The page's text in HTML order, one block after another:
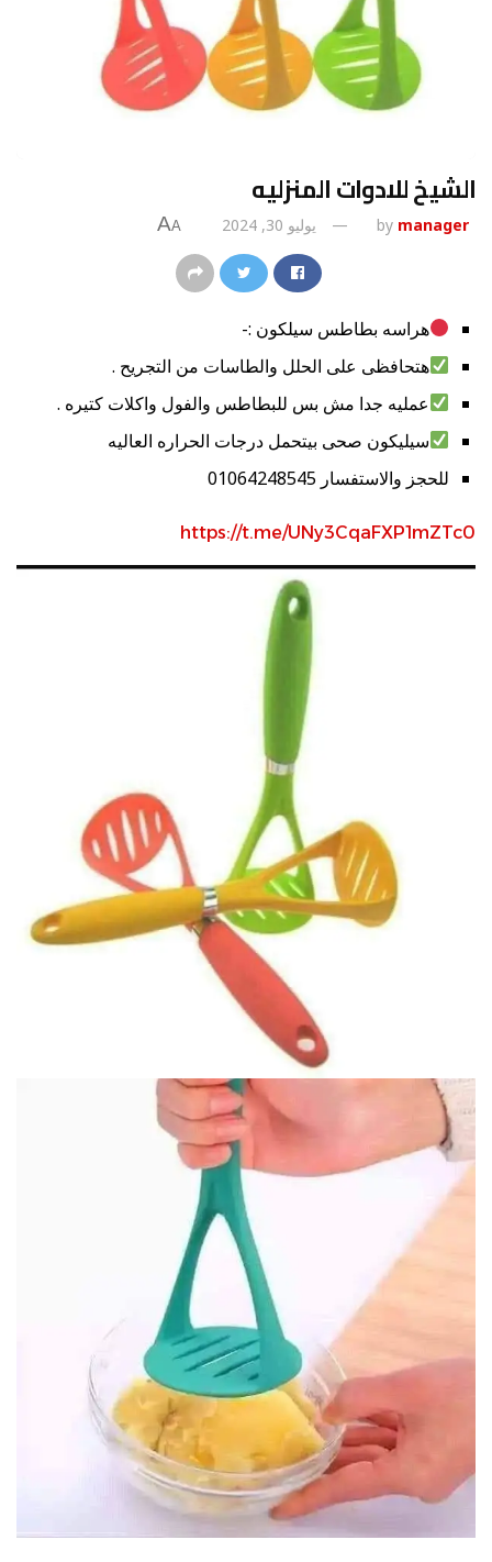
الشيخ للادوات المنزليه
by manager يوليو 30, 2024 A
A
هراسه بطاطس سيلكون :-
هتحافظى على الحلل والطاسات من التجريح .
عمليه جدا مش بس للبطاطس والفول واكلات كتيره .
سيليكون صحى بيتحمل درجات الحراره العاليه
للحجز والاستفسار 01064248545
https://t.me/UNy3CqaFXP1mZTc0